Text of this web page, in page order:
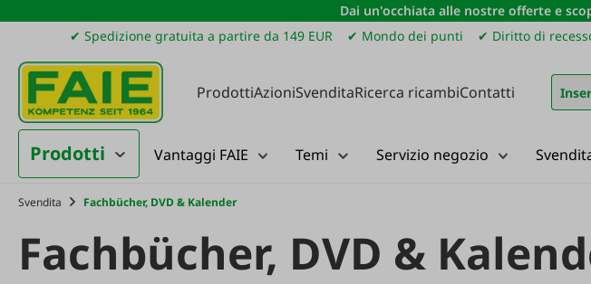
al contenuto principale
Salta alla ricerca
Passa alla navigazione principale
Dai un'occhiata alle nostre offerte e
✔ Spedizione gratuita a partire da 149 EUR
✔ Mondo dei punti ✔ Diritto di
ProdottiAzioniSvenditaRicerca ricambiContatti
Prodotti Vantaggi FAIE Temi Servizio negozio
Svendita Fachbücher, DVD & Kalender
Fachbücher, DVD &